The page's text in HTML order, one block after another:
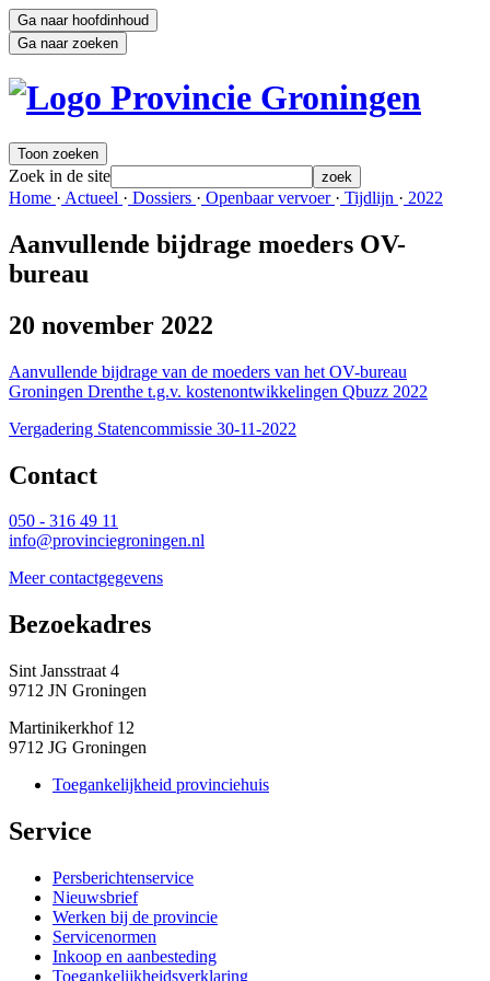
Ga naar hoofdinhoud
Ga naar zoeken
Toon zoeken
Zoek in de site zoek
Home · Actueel · Dossiers · Openbaar vervoer · Tijdlijn · 2022
Aanvullende bijdrage moeders OV-
bureau
20 november 2022
Aanvullende bijdrage van de moeders van het OV-bureau
Groningen Drenthe t.g.v. kostenontwikkelingen Qbuzz 2022
Vergadering Statencommissie 30-11-2022
Contact
050 - 316 49 11
info@provinciegroningen.nl
Meer contactgegevens
Bezoekadres
Sint Jansstraat 4
9712 JN Groningen
Martinikerkhof 12
9712 JG Groningen
Toegankelijkheid provinciehuis
Service
Persberichtenservice
Nieuwsbrief
Werken bij de provincie
Servicenormen
Inkoop en aanbesteding
Toegankelijkheidsverklaring